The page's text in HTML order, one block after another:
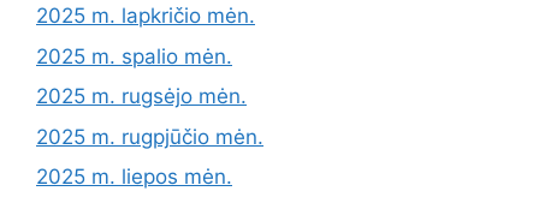
2025 m. lapkričio mėn.
2025 m. spalio mėn.
2025 m. rugsėjo mėn.
2025 m. rugpjūčio mėn.
2025 m. liepos mėn.